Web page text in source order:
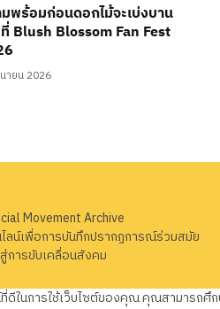
พร้อมก่อนดอกไม้จะเบ่งบาน
Blush Blossom Fan Fest
ายน 2026
Movement Archive
ลน์เพื่อการบันทึกปรากฏการณ์ร่วมสมัย
การขับเคลื่อนสังคม
ในการใช้เว็บไซต์ของคุณ คุณสามารถศึก